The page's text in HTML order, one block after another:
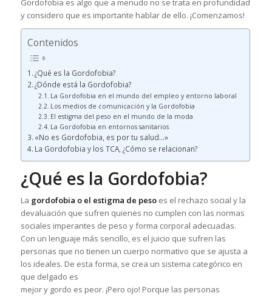
Gordofobia es algo que a menudo no se trata en profundidad
y considero que es importante hablar de ello. ¡Comenzamos!
Contenidos
¿Qué es la Gordofobia?
¿Dónde está la Gordofobia?
La Gordofobia en el mundo del empleo y entorno laboral
Los medios de comunicación y la Gordofobia
El estigma del peso en el mundo de la moda
La Gordofobia en entornos sanitarios
«No es Gordofobia, es por tu salud…»
La Gordofobia y los TCA, ¿Cómo se relacionan?
¿Qué es la Gordofobia?
La gordofobia o el estigma de pesoes el rechazo social y la
devaluación que sufren quienes no cumplen con las normas
sociales imperantes de peso y forma corporal adecuadas.
Con un lenguaje más sencillo, es el juicio que sufren las
personas que no tienen un cuerpo normativo que se ajusta a
los ideales. De esta forma, se crea un sistema categórico en
que delgado es
mejor y gordo es peor. ¡Pero ojo! Porque las personas